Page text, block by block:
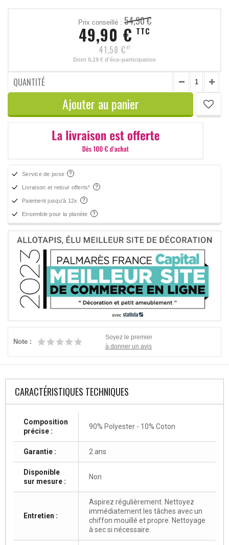
Prix conseillé : 54,90 €
49,90 € TTC
41,58 € HT
Dont 0,19 € d'éco-participation
QUANTITÉ
Ajouter au panier
Service de pose
Livraison et retour offerts*
Paiement jusqu'à 12x
Ensemble pour la planète
Note :
Soyez le premier
à donner un avis
CARACTÉRISTIQUES TECHNIQUES
Composition
précise :
90% Polyester - 10% Coton
Garantie : 2 ans
Disponible
sur mesure :
Non
Entretien :
Aspirez régulièrement. Nettoyez
immédiatement les tâches avec un
chiffon mouillé et propre. Nettoyage
à sec si nécessaire.